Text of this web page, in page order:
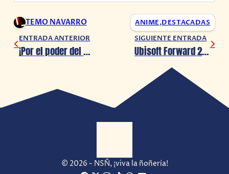
TEMO NAVARRO ANIME,DESTACADAS
ENTRADA ANTERIOR
¡Por el poder del prisma lunar! Psyduck se une a Sailor Moon en esta increíble colección
SIGUIENTE ENTRADA
Ubisoft Forward 2022 ya tiene fecha
© 2026 - NSÑ, ¡viva la ñoñería!